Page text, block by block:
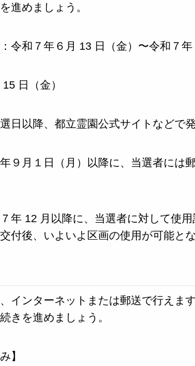
進めましょう。
：令和７年６月 13 日（金）〜令和７年
日（金）
選日以降、都立霊園公式サイトなどで
年９月１日（月）以降に、当選者には
年 12 月以降に、当選者に対して使
付後、いよいよ区画の使用が可能とな
インターネットまたは郵送で行えま
きを進めましょう。
】